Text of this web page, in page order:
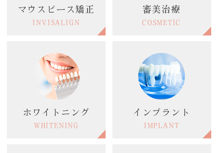
マウスピース矯正
INVISALIGN
審美治療
COSMETIC
ホワイトニング
WHITENING
インプラント
IMPLANT